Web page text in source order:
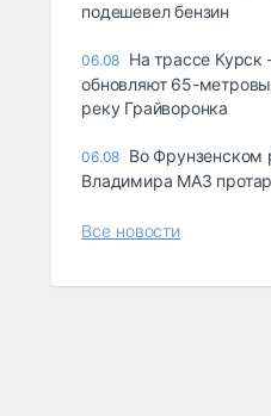
подешевел бензин
06.08 На трассе Курск
обновляют 65-
реку Грайворонка
06.08 Во Фрунзенском
Владимира МАЗ
Все новости